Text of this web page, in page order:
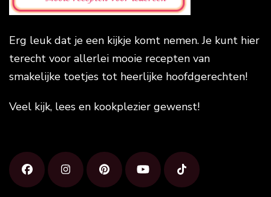
Erg leuk dat je een kijkje komt nemen. Je kunt hier
terecht voor allerlei mooie recepten van
smakelijke toetjes tot heerlijke hoofdgerechten!
Veel kijk, lees en kookplezier gewenst!